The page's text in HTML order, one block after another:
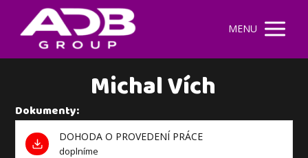
MENU
Michal Vích
Dokumenty:
DOHODA O PROVEDENÍ PRÁCE
doplníme